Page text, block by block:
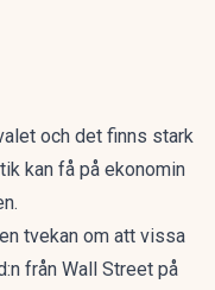
och det finns stark
kan få på ekonomin
tvekan om att vissa
från Wall Street på